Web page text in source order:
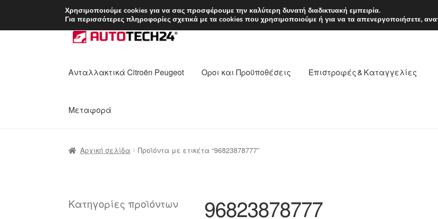
ΑΠΟΣΤΟΛΗ από 7 EUR Δευτέρα-Παρ.
Απευθείας
μετάβαση
πλοήγηση
Μετάβαση
σε
Ανταλλακτικά Citroën Peugeot Οροι και Προϋποθέσεις Επιστροφές & Καταγγελίες
Μεταφορά
Αρχική σελίδα Προϊόντα με ετικέτα “96823878777”
96823878777
Κατηγορίες προϊόντων
Χρησιμοποιούμε cookies για να σας προσφέρουμε την καλύτερη δυνατή διαδικτυακή εμπειρία.
Για περισσότερες πληροφορίες σχετικά με τα cookies που χρησιμοποιούμε ή για να τα απενεργοποιήσετε,